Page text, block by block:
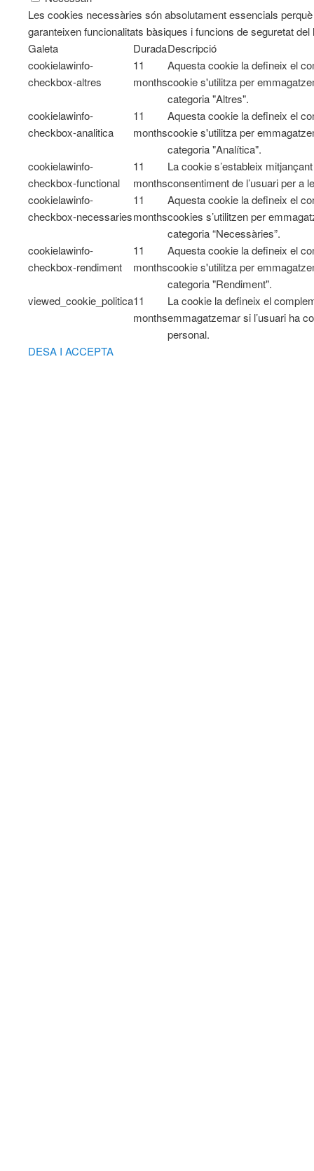
Les cookies necessàries són absolutament essencials
garanteixen funcionalitats bàsiques i funcions de seguretat
Galeta
DuradaDescripció
cookielawinfo-
checkbox-altres
11
months
Aquesta cookie la defineix el
cookie s'utilitza per
categoria "Altres".
cookielawinfo-
checkbox-analitica
11
months
Aquesta cookie la defineix el
cookie s'utilitza per
categoria "Analítica".
cookielawinfo-
checkbox-functional
11
months
La cookie s’estableix
consentiment de l’usuari per a
cookielawinfo-
checkbox-necessaries
11
months
Aquesta cookie la defineix el
cookies s’utilitzen per
categoria “Necessàries”.
cookielawinfo-
checkbox-rendiment
11
months
Aquesta cookie la defineix el
cookie s'utilitza per
categoria "Rendiment".
viewed_cookie_politica11
months
La cookie la defineix el
emmagatzemar si l’usuari ha
personal.
DESA I ACCEPTA